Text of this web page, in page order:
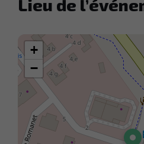
Lieu de
+
−